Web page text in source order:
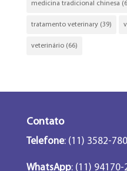
medicina tradicional chinesa
tratamento veterinary(39)
veterinário(66)
Contato
Telefone: (11) 3582-
WhatsApp: (11) 94170-